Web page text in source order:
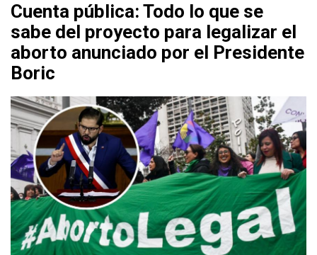
Cuenta pública: Todo lo que se
sabe del proyecto para legalizar el
aborto anunciado por el Presidente
Boric